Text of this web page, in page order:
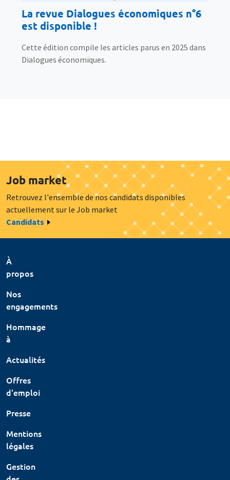
La revue Dialogues économiques n°6
est disponible !
Cette édition compile les articles parus en 2025 dans
Dialogues économiques.
Job market
Retrouvez l'ensemble de nos candidats disponibles
actuellement sur le Job market
Candidats
À
propos
Nos
engagements
Hommage
à
Actualités
Offres
d'emploi
Presse
Mentions
légales
Gestion